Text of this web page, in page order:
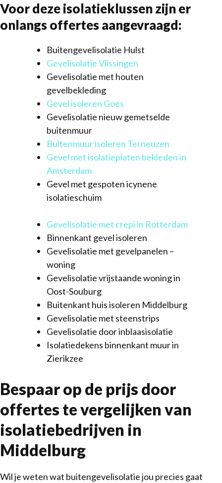
Voor deze isolatieklussen zijn er
onlangs offertes aangevraagd:
Buitengevelisolatie Hulst
Gevelisolatie Vlissingen
Gevelisolatie met houten
gevelbekleding
Gevel isoleren Goes
Gevelisolatie nieuw gemetselde
buitenmuur
Buitenmuur isoleren Terneuzen
Gevel met isolatieplaten bekleden in
Amsterdam
Gevel met gespoten icynene
isolatieschuim
Gevelisolatie met crepi in Rotterdam
Binnenkant gevel isoleren
Gevelisolatie met gevelpanelen –
woning
Gevelisolatie vrijstaande woning in
Oost-Souburg
Buitenkant huis isoleren Middelburg
Gevelisolatie met steenstrips
Gevelisolatie door inblaasisolatie
Isolatiedekens binnenkant muur in
Zierikzee
Bespaar op de prijs door
offertes te vergelijken van
isolatiebedrijven in
Middelburg
Wil je weten wat buitengevelisolatie jou precies gaat